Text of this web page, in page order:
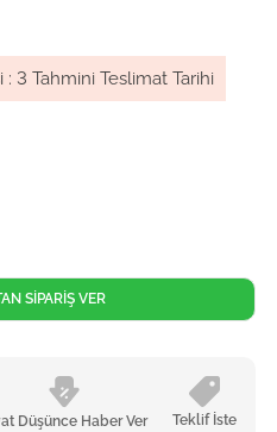
: 3 Tahmini Teslimat Tarihi
Düşünce Haber Ver Teklif İste
SİPARİŞ VER